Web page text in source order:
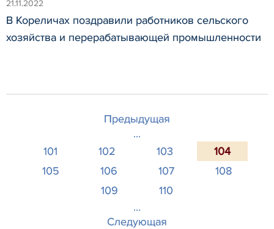
21.11.2022
В Кореличах поздравили работников сельского
хозяйства и перерабатывающей промышленности
Предыдущая
...
101
102 103
104
105
106 107
108
109
110
...
Следующая